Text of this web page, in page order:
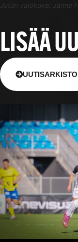
Jutun valokuva: Janne
LISÄÄ
UUTISARKISTO